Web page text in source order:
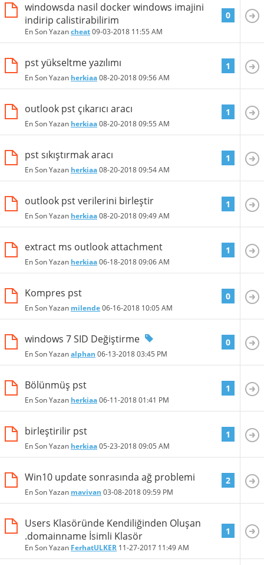
windowsda nasil docker windows imajini
indirip calistirabilirim
En Son Yazancheat09-03-2018 11:55 AM
0
pst yükseltme yazılımı
En Son Yazan herkiaa08-20-201809:56 AM
1
outlook pst çıkarıcı aracı
En Son Yazan herkiaa08-20-201809:55 AM
1
pst sıkıştırmak aracı
En Son Yazan herkiaa08-20-201809:54 AM
1
outlook pst verilerini birleştir
En Son Yazan herkiaa08-20-201809:49 AM
1
extract ms outlook attachment
En Son Yazan herkiaa06-18-201809:06 AM
1
Kompres pst
En Son Yazan milende06-16-2018 10:05 AM
0
windows 7 SID Değiştirme
En Son Yazanalphan 06-13-201803:45 PM
0
Bölünmüş pst
En Son Yazan herkiaa06-11-201801:41 PM
1
birleştirilir pst
En Son Yazan herkiaa05-23-201809:05 AM
1
Win10 update sonrasında ağ problemi
En Son Yazan mavivan 03-08-201809:59 PM
2
Users Klasöründe Kendiliğinden Oluşan
.domainname İsimli Klasör
En Son Yazan FerhatULKER 11-27-2017 11:49 AM
1